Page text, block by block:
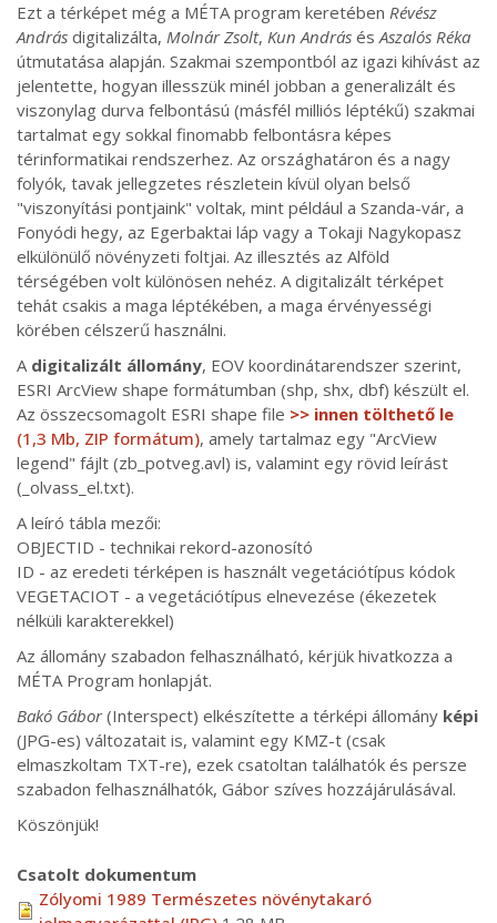
Ezt a térképet még a MÉTA program keretében Révész
András digitalizálta, Molnár Zsolt, Kun András ésAszalós Réka
útmutatása alapján. Szakmai szempontból az igazi kihívást az
jelentette, hogyan illesszük minél jobban a generalizált és
viszonylag durva felbontású (másfél milliós léptékű) szakmai
tartalmat egy sokkal finomabb felbontásra képes
térinformatikai rendszerhez. Az országhatáron és a nagy
folyók, tavak jellegzetes részletein kívül olyan belső
"viszonyítási pontjaink" voltak, mint például a Szanda-vár, a
Fonyódi hegy, az Egerbaktai láp vagy a Tokaji Nagykopasz
elkülönülő növényzeti foltjai. Az illesztés az Alföld
térségében volt különösen nehéz. A digitalizált térképet
tehát csakis a maga léptékében, a maga érvényességi
körében célszerű használni.
A digitalizált állomány, EOV koordinátarendszer szerint,
ESRI ArcView shape formátumban (shp, shx, dbf) készült el.
Az összecsomagolt ESRI shape file >> innen tölthető le
(1,3 Mb, ZIP formátum), amely tartalmaz egy "ArcView
legend" fájlt (zb_potveg.avl) is, valamint egy rövid leírást
(_olvass_el.txt).
A leíró tábla mezői:
OBJECTID - technikai rekord-azonosító
ID - az eredeti térképen is használt vegetációtípus kódok
VEGETACIOT - a vegetációtípus elnevezése (ékezetek
nélküli karakterekkel)
Az állomány szabadon felhasználható, kérjük hivatkozza a
MÉTA Program honlapját.
Bakó Gábor(Interspect) elkészítette a térképi állomány képi
(JPG-es) változatait is, valamint egy KMZ-t (csak
elmaszkoltam TXT-re), ezek csatoltan találhatók és persze
szabadon felhasználhatók, Gábor szíves hozzájárulásával.
Köszönjük!
Csatolt dokumentum
Zólyomi 1989 Természetes növénytakaró